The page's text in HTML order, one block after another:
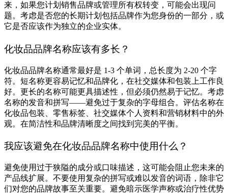
来，如果您计划销售品牌或管理所有权转变，可能会出现问
题。考虑是否您的长期计划包括品牌作为您身份的一部分，或
它是否应该作为独立的企业实体。
化妆品品牌名称应该有多长？
化妆品品牌名称通常最好是 1-3 个单词，总长度为 2-20 个字
符。短名称更容易记忆和品牌化，在社交媒体和包装上工作良
好。更长的名称可能更具描述性，但必须仍然易于记忆。考虑
名称的发音和拼写——避免过于复杂的字母组合。评估名称在
化妆品包装、零售标签、社交媒体个人资料和营销材料中的外
观。在简洁性和品牌清晰度之间找到完美的平衡。
我应该避免在化妆品品牌名称中使用什么？
避免使用过于狭隘的成分或口味描述，这可能会阻止您未来的
产品线扩展。不要使用复杂的拼写或难以发音的词语，除非它
们对您的品牌故事至关重要。避免暗示医学声称或治疗性优势